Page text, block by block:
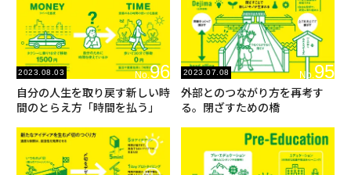
2023.08.03 No.96
自分の人生を取り戻す新しい時
間のとらえ方「時間を払う」
2023.07.08 No.95
外部とのつながり方を再考す
る。閉ざすための橋